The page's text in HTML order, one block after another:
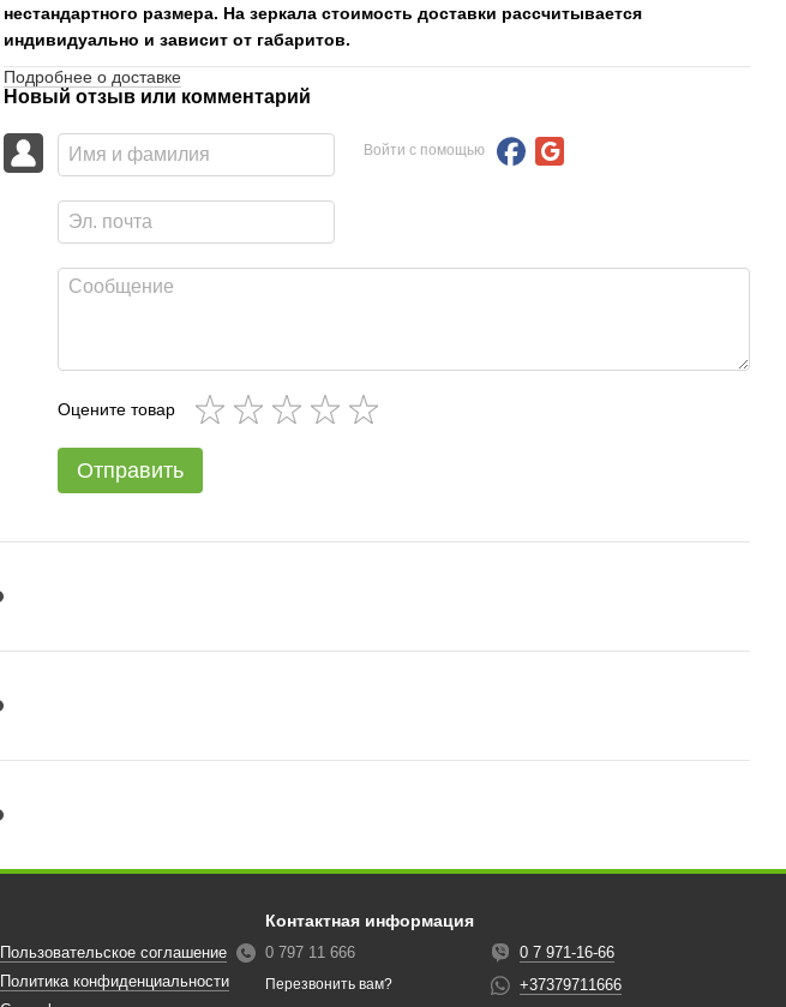
нестандартного размера. На зеркала стоимость доставки рассчитывается
индивидуально и зависит от габаритов.
Подробнее о доставке
Новый отзыв или комментарий
Войти с помощью
Оцените товар
Отправить
Пользовательское соглашение
Политика конфиденциальности
Контактная информация
0 797 11 666
Перезвонить вам?
0 7 971-16-66
+37379711666